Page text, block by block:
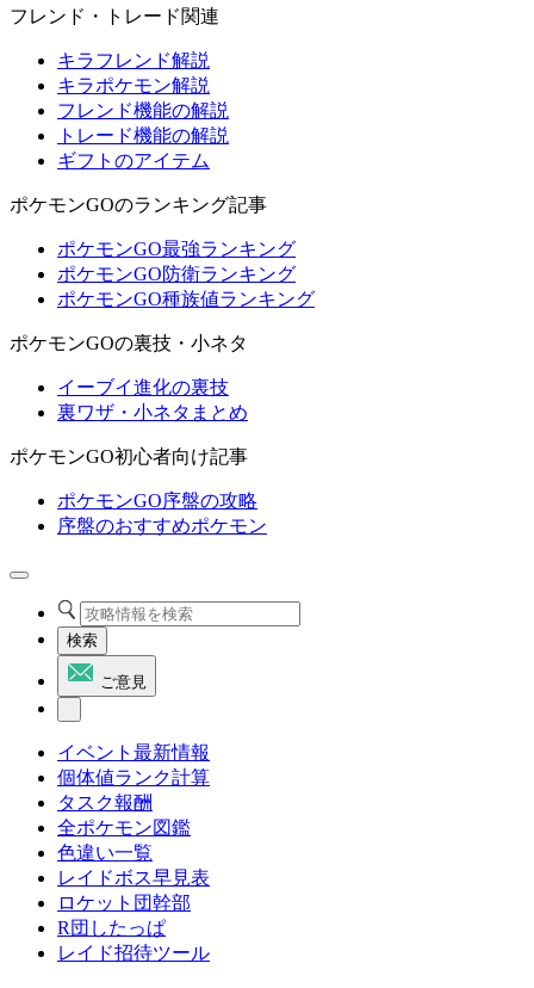
フレンド・トレード関連
キラフレンド解説
キラポケモン解説
フレンド機能の解説
トレード機能の解説
ギフトのアイテム
ポケモンGOのランキング記事
ポケモンGO最強ランキング
ポケモンGO防衛ランキング
ポケモンGO種族値ランキング
ポケモンGOの裏技・小ネタ
イーブイ進化の裏技
裏ワザ・小ネタまとめ
ポケモンGO初心者向け記事
ポケモンGO序盤の攻略
序盤のおすすめポケモン
検索
ご意見
イベント最新情報
個体値ランク計算
タスク報酬
全ポケモン図鑑
色違い一覧
レイドボス早見表
ロケット団幹部
R団したっぱ
レイド招待ツール